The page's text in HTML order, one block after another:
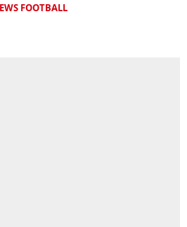
FOOTBALL